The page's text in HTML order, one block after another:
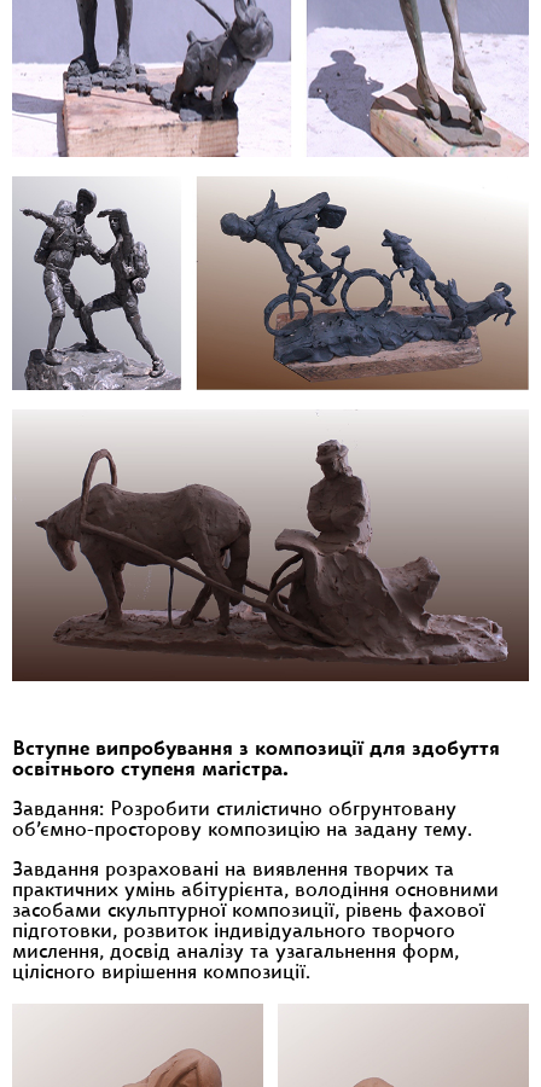
Вступне випробування з композиції для здобуття
освітнього ступеня магістра.
Завдання: Розробити стилістично обгрунтовану
об’ємно-просторову композицію на задану тему.
Завдання розраховані на виявлення творчих та
практичних умінь абітурієнта, володіння основними
засобами скульптурної композиції, рівень фахової
підготовки, розвиток індивідуального творчого
мислення, досвід аналізу та узагальнення форм,
цілісного вирішення композиції.